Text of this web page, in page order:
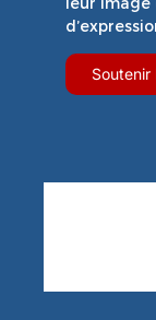
Soutenir